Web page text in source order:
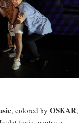
, colored by OSKAR,